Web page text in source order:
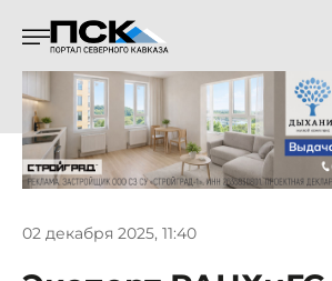
02 декабря 2025, 11:40